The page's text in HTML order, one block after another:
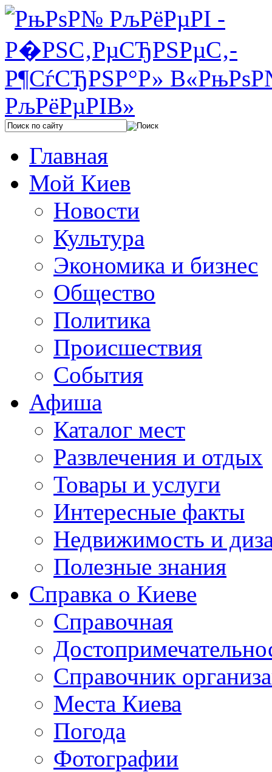
Главная
Мой Киев
Новости
Культура
Экономика и бизнес
Общество
Политика
Происшествия
События
Афиша
Каталог мест
Развлечения и отдых
Товары и услуги
Интересные факты
Недвижимость и
Полезные знания
Справка о Киеве
Справочная
Справочник
Места Киева
Погода
Фотографии